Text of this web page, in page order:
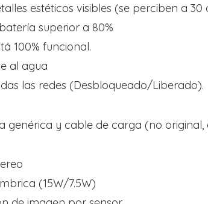
estéticos visibles (se perciben a 30
superior a 80%
100% funcional.
al agua
las redes (Desbloqueado/Liberado).
genérica y cable de carga (no original,
(15W/7.5W)